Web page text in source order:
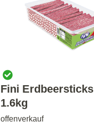
Fini
1.6kg
offenverkauf